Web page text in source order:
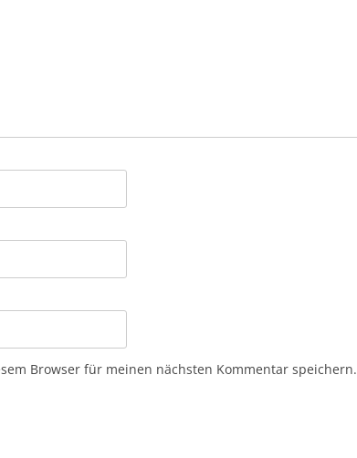
Browser für meinen nächsten Kommentar speichern.